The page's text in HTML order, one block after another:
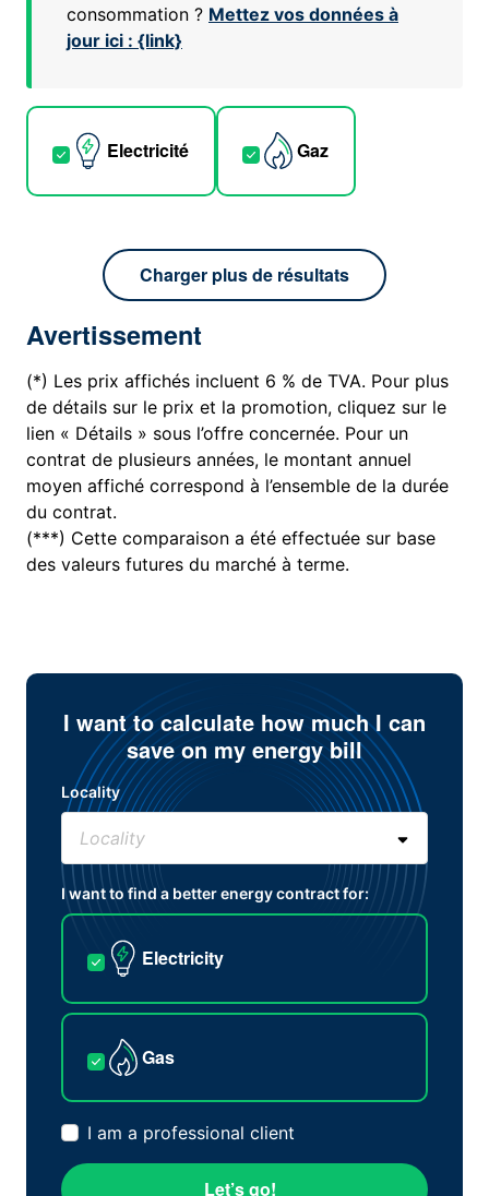
consommation ? Mettez vos données à
jour ici : {link}
Electricité Gaz
Charger plus de résultats
Avertissement
(*) Les prix affichés incluent 6 % de TVA. Pour plus
de détails sur le prix et la promotion, cliquez sur le
lien « Détails » sous l’offre concernée. Pour un
contrat de plusieurs années, le montant annuel
moyen affiché correspond à l’ensemble de la durée
du contrat.
(***) Cette comparaison a été effectuée sur base
des valeurs futures du marché à terme.
I want to calculate how much I can
save on my energy bill
Locality
I want to find a better energy contract for:
Electricity
Gas
I am a professional client
Let’s go!